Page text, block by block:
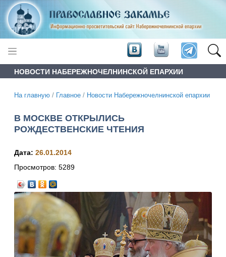
НОВОСТИ НАБЕРЕЖНОЧЕЛНИНСКОЙ ЕПАРХИИ
На главную / Главное / Новости Набережночелнинской епархии
В МОСКВЕ ОТКРЫЛИСЬ
РОЖДЕСТВЕНСКИЕ ЧТЕНИЯ
Дата: 26.01.2014
Просмотров: 5289